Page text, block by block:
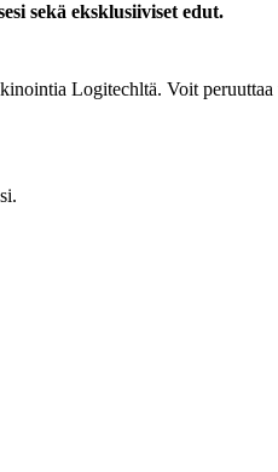
sekä eksklusiiviset edut.
Logitechltä. Voit